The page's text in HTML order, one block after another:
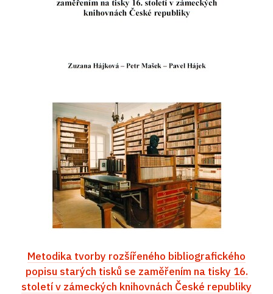
Metodika tvorby rozšířeného bibliografického
popisu starých tisků se zaměřením na tisky 16.
století v zámeckých knihovnách České republiky